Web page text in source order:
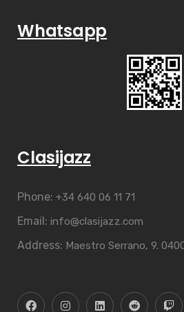
Whatsapp
Clasijazz
Phone: +34 640 06 11 71
Email: info@clasijazz.com
Address: Maestro Serrano, 9.